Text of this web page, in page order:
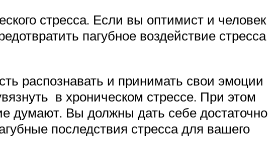
стресса. Если вы оптимист и человек
пагубное воздействие стресса
распознавать и принимать свои эмоции
в хроническом стрессе. При этом
думают. Вы должны дать себе достаточно
последствия стресса для вашего